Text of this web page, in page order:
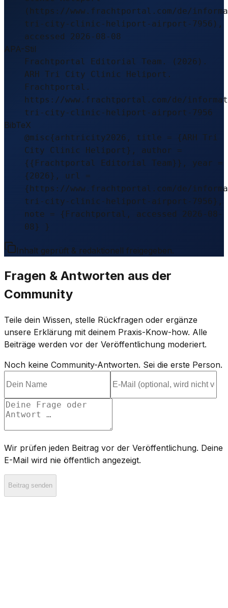
(https://www.frachtportal.com/de/
tri-city-clinic-heliport-airport-7956),
accessed 2026-08-08
APA-Stil
Frachtportal Editorial Team. (2026).
ARH Tri City Clinic Heliport.
Frachtportal.
https://www.frachtportal.com/de/
tri-city-clinic-heliport-airport-7956
BibTeX
@misc{arhtricity2026, title = {ARH Tri
City Clinic Heliport}, author =
{{Frachtportal Editorial Team}}, year =
{2026}, url =
{https://www.frachtportal.com/de/
tri-city-clinic-heliport-airport-7956},
note = {Frachtportal, accessed 2026-08-
08} }
Inhalt geprüft & redaktionell freigegeben.
Fragen & Antworten aus der
Community
Teile dein Wissen, stelle Rückfragen oder ergänze
unsere Erklärung mit deinem Praxis-Know-how. Alle
Beiträge werden vor der Veröffentlichung moderiert.
Noch keine Community-Antworten. Sei die erste Person.
Wir prüfen jeden Beitrag vor der Veröffentlichung. Deine
E-Mail wird nie öffentlich angezeigt.
Beitrag senden